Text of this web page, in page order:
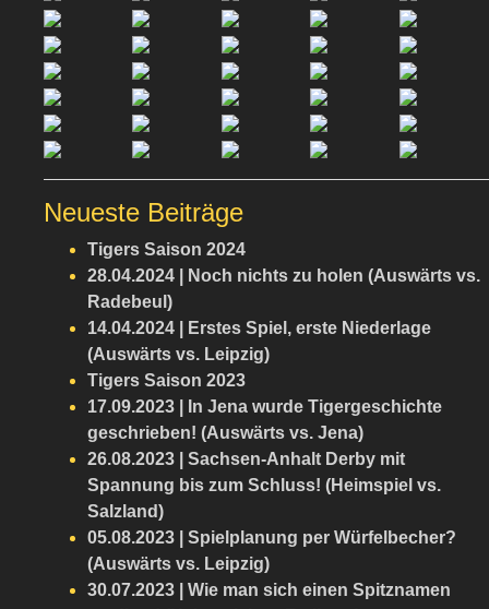
Neueste Beiträge
Tigers Saison 2024
28.04.2024 | Noch nichts zu holen (Auswärts vs.
Radebeul)
14.04.2024 | Erstes Spiel, erste Niederlage
(Auswärts vs. Leipzig)
Tigers Saison 2023
17.09.2023 | In Jena wurde Tigergeschichte
geschrieben! (Auswärts vs. Jena)
26.08.2023 | Sachsen-Anhalt Derby mit
Spannung bis zum Schluss! (Heimspiel vs.
Salzland)
05.08.2023 | Spielplanung per Würfelbecher?
(Auswärts vs. Leipzig)
30.07.2023 | Wie man sich einen Spitznamen